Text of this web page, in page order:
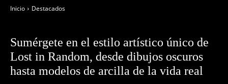
Inicio Destacados
Sumérgete en el estilo artístico único de
Lost in Random, desde dibujos oscuros
hasta modelos de arcilla de la vida real